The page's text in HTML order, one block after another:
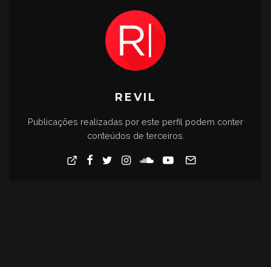
REVIL
Publicações realizadas por este perfil podem conter
conteúdos de terceiros.